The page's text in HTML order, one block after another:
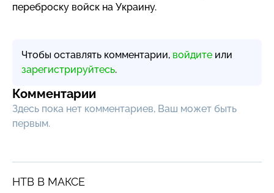
переброску войск на Украину.
Чтобы оставлять комментарии, войдите или
зарегистрируйтесь.
Комментарии
Здесь пока нет комментариев, Ваш может быть
первым.
НТВ В МАКСЕ